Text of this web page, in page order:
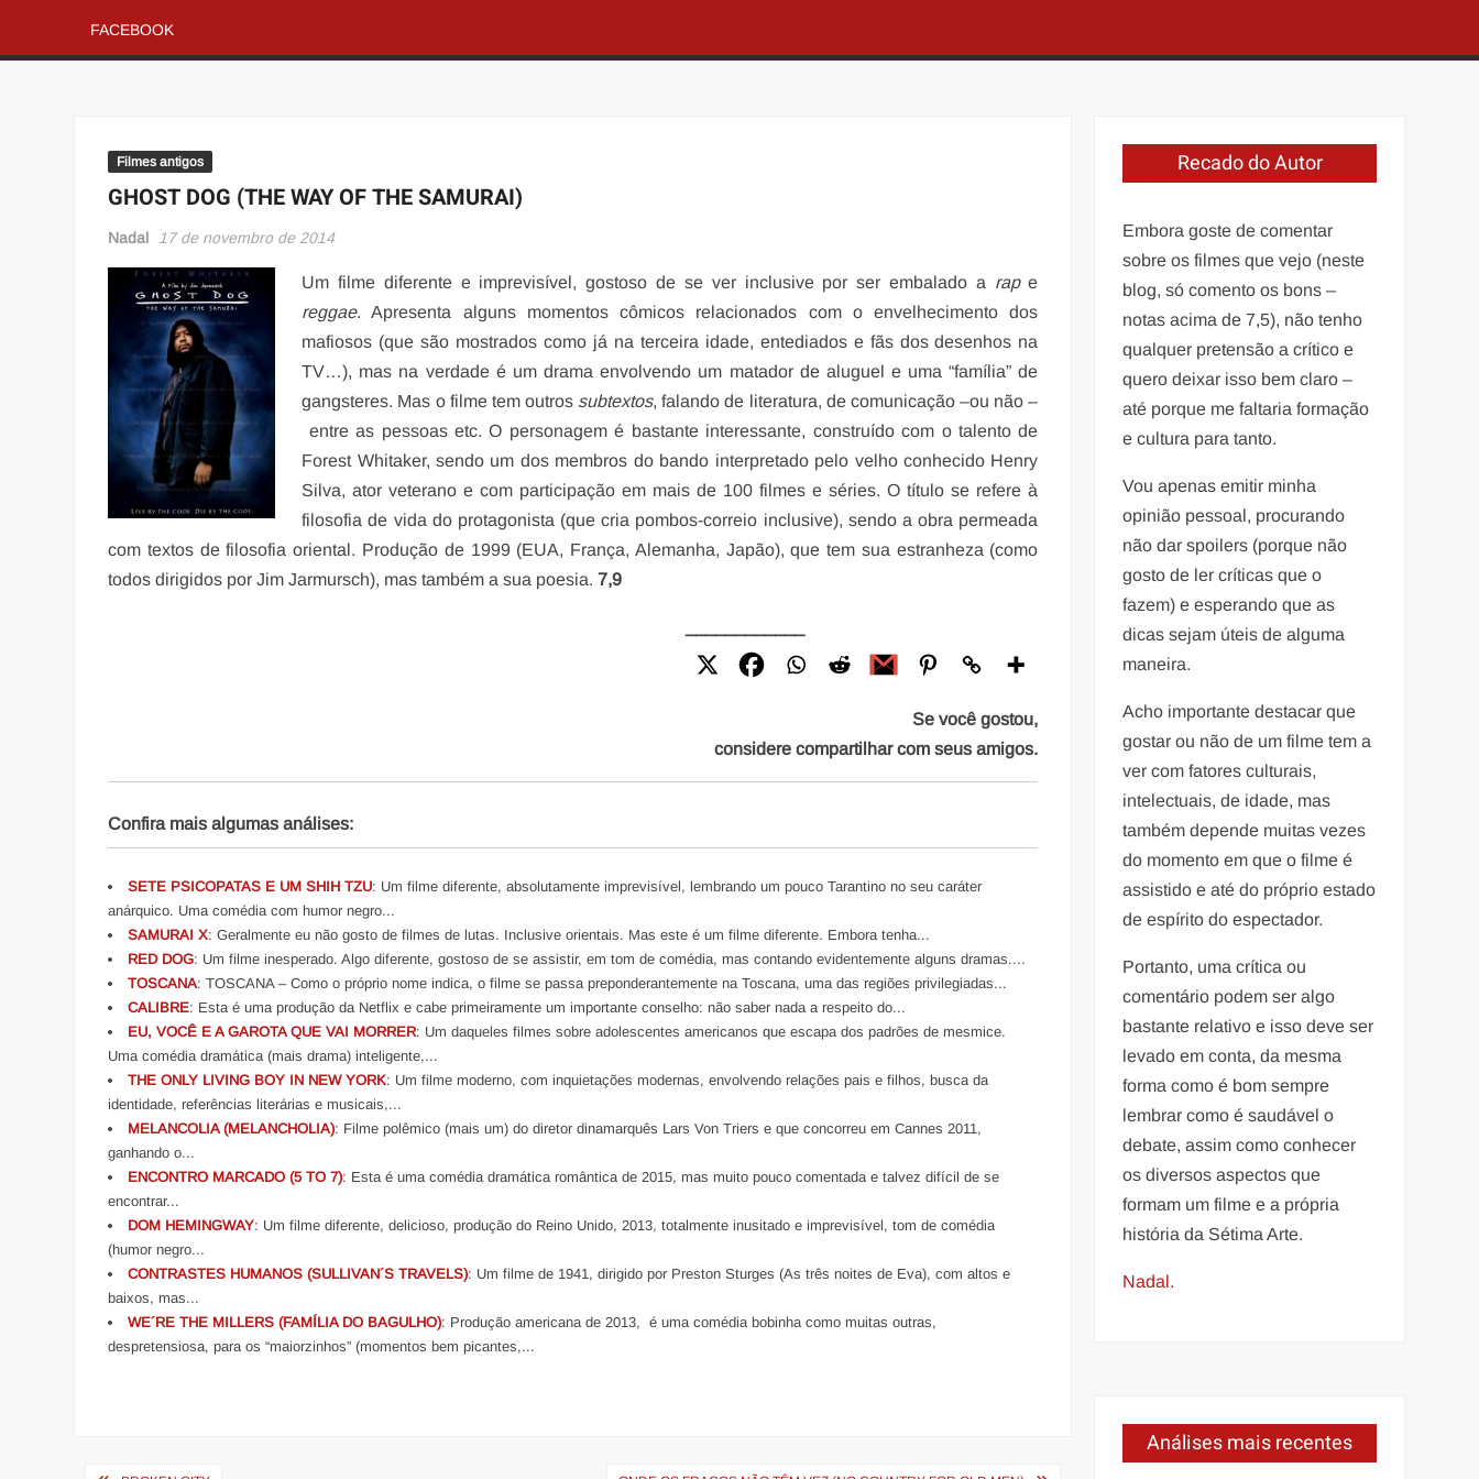
FACEBOOK
Filmes antigos
GHOST DOG (THE WAY OF THE SAMURAI)
Nadal 17 de novembro de 2014
Um filme diferente e imprevisível, gostoso de se ver inclusive por ser embalado a rape
reggae. Apresenta alguns momentos cômicos relacionados com o envelhecimento dos
mafiosos (que são mostrados como já na terceira idade, entediados e fãs dos desenhos na
TV…), mas na verdade é um drama envolvendo um matador de aluguel e uma “família” de
gangsteres. Mas o filme tem outros subtextos, falando de literatura, de comunicação –ou não –
entre as pessoas etc. O personagem é bastante interessante, construído com o talento de
Forest Whitaker, sendo um dos membros do bando interpretado pelo velho conhecido Henry
Silva, ator veterano e com participação em mais de 100 filmes e séries. O título se refere à
filosofia de vida do protagonista (que cria pombos-correio inclusive), sendo a obra permeada
com textos de filosofia oriental. Produção de 1999 (EUA, França, Alemanha, Japão), que tem sua estranheza (como
todos dirigidos por Jim Jarmursch), mas também a sua poesia.7,9
Se você gostou,
considere compartilhar com seus amigos.
Confira mais algumas análises:
SETE PSICOPATAS E UM SHIH TZU: Um filme diferente, absolutamente imprevisível, lembrando um pouco Tarantino no seu caráter
anárquico. Uma comédia com humor negro...
SAMURAI X: Geralmente eu não gosto de filmes de lutas. Inclusive orientais. Mas este é um filme diferente. Embora tenha...
RED DOG: Um filme inesperado. Algo diferente, gostoso de se assistir, em tom de comédia, mas contando evidentemente alguns dramas....
TOSCANA: TOSCANA – Como o próprio nome indica, o filme se passa preponderantemente na Toscana, uma das regiões privilegiadas...
CALIBRE: Esta é uma produção da Netflix e cabe primeiramente um importante conselho: não saber nada a respeito do...
EU, VOCÊ E A GAROTA QUE VAI MORRER: Um daqueles filmes sobre adolescentes americanos que escapa dos padrões de mesmice.
Uma comédia dramática (mais drama) inteligente,...
THE ONLY LIVING BOY IN NEW YORK: Um filme moderno, com inquietações modernas, envolvendo relações pais e filhos, busca da
identidade, referências literárias e musicais,...
MELANCOLIA (MELANCHOLIA): Filme polêmico (mais um) do diretor dinamarquês Lars Von Triers e que concorreu em Cannes 2011,
ganhando o...
ENCONTRO MARCADO (5 TO 7): Esta é uma comédia dramática romântica de 2015, mas muito pouco comentada e talvez difícil de se
encontrar...
DOM HEMINGWAY: Um filme diferente, delicioso, produção do Reino Unido, 2013, totalmente inusitado e imprevisível, tom de comédia
(humor negro...
CONTRASTES HUMANOS (SULLIVAN´S TRAVELS): Um filme de 1941, dirigido por Preston Sturges (As três noites de Eva), com altos e
baixos, mas...
WE´RE THE MILLERS (FAMÍLIA DO BAGULHO): Produção americana de 2013, é uma comédia bobinha como muitas outras,
despretensiosa, para os “maiorzinhos” (momentos bem picantes,...
Recado do Autor
Embora goste de comentar
sobre os filmes que vejo (neste
blog, só comento os bons –
notas acima de 7,5), não tenho
qualquer pretensão a crítico e
quero deixar isso bem claro –
até porque me faltaria formação
e cultura para tanto.
Vou apenas emitir minha
opinião pessoal, procurando
não dar spoilers (porque não
gosto de ler críticas que o
fazem) e esperando que as
dicas sejam úteis de alguma
maneira.
Acho importante destacar que
gostar ou não de um filme tem a
ver com fatores culturais,
intelectuais, de idade, mas
também depende muitas vezes
do momento em que o filme é
assistido e até do próprio estado
de espírito do espectador.
Portanto, uma crítica ou
comentário podem ser algo
bastante relativo e isso deve ser
levado em conta, da mesma
forma como é bom sempre
lembrar como é saudável o
debate, assim como conhecer
os diversos aspectos que
formam um filme e a própria
história da Sétima Arte.
Nadal.
Análises mais recentes